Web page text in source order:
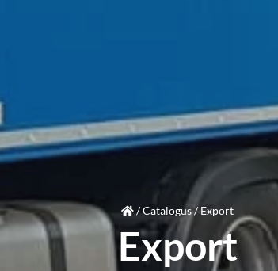
/Catalogus/Export
Export